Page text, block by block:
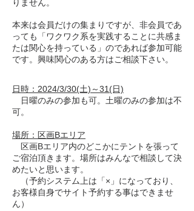
りません。
本来は会員だけの集まりですが、非会員であ
っても「ワクワク系を実践することに共感ま
たは関心を持っている」のであれば参加可能
です。興味関心のある方はご相談下さい。
日時：2024/3/30(土)～31(日)
日曜のみの参加も可。土曜のみの参加は不
可。
場所：区画Bエリア
区画Bエリア内のどこかにテントを張って
ご宿泊頂きます。場所はみんなで相談して決
めたいと思います。
（予約システム上は「×」になっており、
お客様自身でサイト予約する事はできませ
ん）